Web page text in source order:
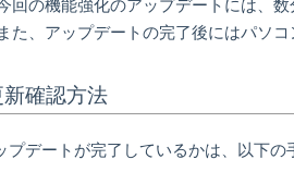
回の機能強化のアップデートには、数
た、アップデートの完了後にはパソコ
新確認方法
プデートが完了しているかは、以下の